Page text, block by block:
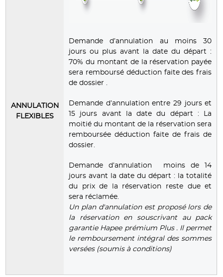
ANNULATION
FLEXIBLES
Demande d’annulation au moins 30
jours ou plus avant la date du départ :
70% du montant de la réservation payée
sera remboursé déduction faite des frais
de dossier .
Demande d’annulation entre 29 jours et
15 jours avant la date du départ : La
moitié du montant de la réservation sera
remboursée déduction faite de frais de
dossier.
Demande d’annulation moins de 14
jours avant la date du départ : la totalité
du prix de la réservation reste due et
sera réclamée.
Un plan d'annulation est proposé lors de
la réservation en souscrivant au pack
garantie Hapee prémium Plus . Il permet
le remboursement intégral des sommes
versées (soumis à conditions)